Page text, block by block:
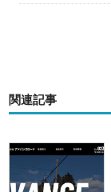
関連記事